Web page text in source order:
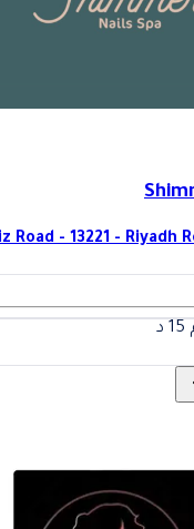
Road - 13221 - Riyadh
15 د